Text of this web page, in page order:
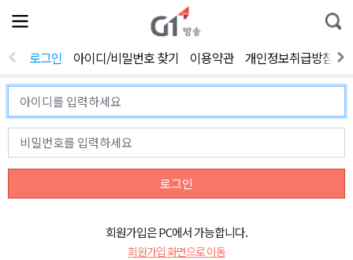
전
체
뉴
열
통
합
색
로그인 아이디/비밀번호 찾기 이용약관 개인정보취급방침
로그인
회원가입은 PC에서 가능합니다.
회원가입 화면으로 이동